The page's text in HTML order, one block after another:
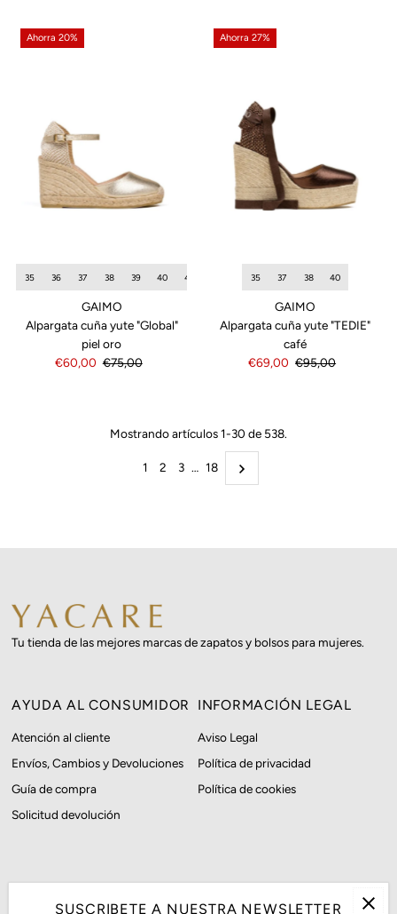
Ahorra 20%
35 36 37 38 39 40 41
GAIMO
Alpargata cuña yute "Global"
piel oro
Precio
€60,00 Precio
€75,00
Ahorra 27%
35 37 38 40
GAIMO
Alpargata cuña yute "TEDIE"
café
Precio
€69,00 Precio
€95,00
Mostrando artículos 1-30 de 538.
1 2 3 … 18
Tu tienda de las mejores marcas de zapatos y bolsos para mujeres.
AYUDA AL CONSUMIDOR
Atención al cliente
Envíos, Cambios y Devoluciones
Guía de compra
Solicitud devolución
INFORMACIÓN LEGAL
Aviso Legal
Política de privacidad
Política de cookies
SUSCRIBETE A NUESTRA NEWSLETTER